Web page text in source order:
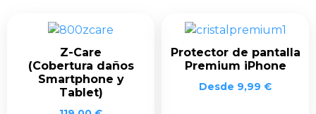
Z-Care
(Cobertura daños
Smartphone y
Tablet)
Protector de pantalla
Premium iPhone
Desde 9,99 €